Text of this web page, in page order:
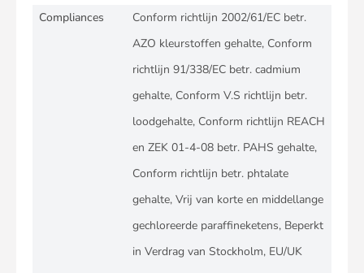
Compliances
Conform richtlijn 2002/61/EC betr.
AZO kleurstoffen gehalte, Conform
richtlijn 91/338/EC betr. cadmium
gehalte, Conform V.S richtlijn betr.
loodgehalte, Conform richtlijn REACH
en ZEK 01-4-08 betr. PAHS gehalte,
Conform richtlijn betr. phtalate
gehalte, Vrij van korte en middellange
gechloreerde paraffineketens, Beperkt
in Verdrag van Stockholm, EU/UK